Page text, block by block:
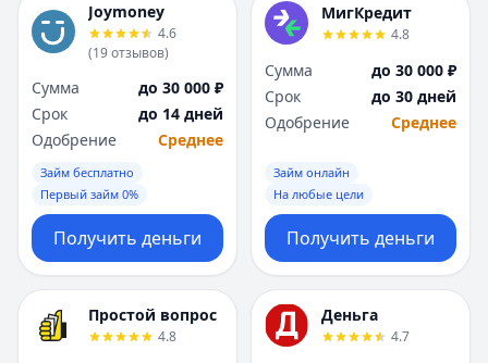
Joymoney
4.6
(19отзывов)
Сумма
до 30 000 ₽
Срок
до 14 дней
Одобрение
Среднее
Займ бесплатно
Первый займ 0%
Получить деньги
МигКредит
4.8
Сумма
до 30 000 ₽
Срок
до 30 дней
Одобрение
Среднее
Займ онлайн
На любые цели
Получить деньги
Простой вопрос
4.8
Деньга
4.7